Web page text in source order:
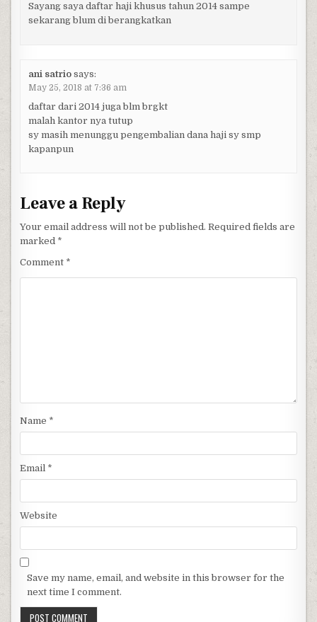
Sayang saya daftar haji khusus tahun 2014 sampe
sekarang blum di berangkatkan
ani satrio says:
May 25, 2018 at 7:36 am
daftar dari 2014 juga blm brgkt
malah kantor nya tutup
sy masih menunggu pengembalian dana haji sy smp
kapanpun
Leave a Reply
Your email address will not be published. Required fields are
marked *
Comment *
Name *
Email *
Website
Save my name, email, and website in this browser for the
next time I comment.